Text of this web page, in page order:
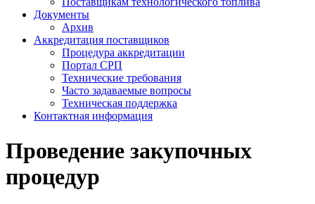
Документы
Архив
Аккредитация поставщиков
Процедура аккредитации
Портал СРП
Технические требования
Часто задаваемые вопросы
Техническая поддержка
Контактная информация
Проведение закупочных
процедур